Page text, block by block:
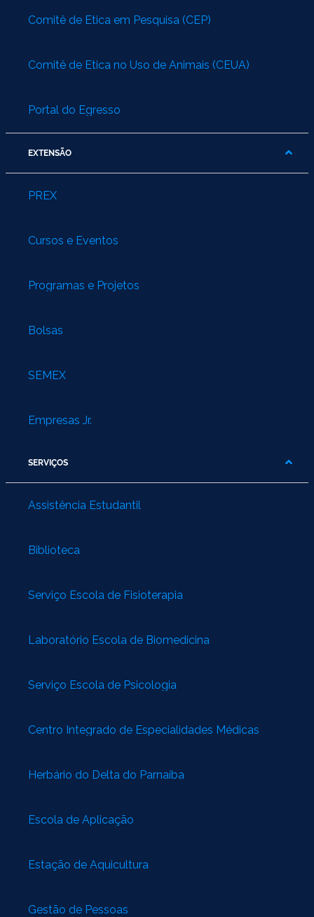
Comitê de Ética em Pesquisa (CEP)
Comitê de Ética no Uso de Animais (CEUA)
Portal do Egresso
EXTENSÃO
PREX
Cursos e Eventos
Programas e Projetos
Bolsas
SEMEX
Empresas Jr.
SERVIÇOS
Assistência Estudantil
Biblioteca
Serviço Escola de Fisioterapia
Laboratório Escola de Biomedicina
Serviço Escola de Psicologia
Centro Integrado de Especialidades Médicas
Herbário do Delta do Parnaíba
Escola de Aplicação
Estação de Aquicultura
Gestão de Pessoas